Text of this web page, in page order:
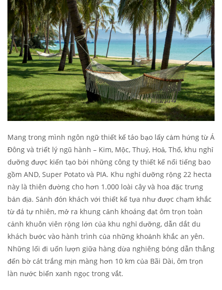
Mang trong mình ngôn ngữ thiết kế táo bạo lấy cảm hứng từ Á
Đông và triết lý ngũ hành – Kim, Mộc, Thuỷ, Hoả, Thổ, khu nghỉ
dưỡng được kiến tạo bởi những công ty thiết kế nổi tiếng bao
gồm AND, Super Potato và PIA. Khu nghỉ dưỡng rộng 22 hecta
này là thiên đường cho hơn 1.000 loài cây và hoa đặc trưng
bản địa. Sảnh đón khách với thiết kế tựa như được chạm khắc
từ đá tự nhiên, mở ra khung cảnh khoáng đạt ôm trọn toàn
cảnh khuôn viên rộng lớn của khu nghỉ dưỡng, dẫn dắt du
khách bước vào hành trình của những khoảnh khắc an yên.
Những lối đi uốn lượn giữa hàng dừa nghiêng bóng dẫn thẳng
đến bờ cát trắng mịn màng hơn 10 km của Bãi Dài, ôm trọn
làn nước biển xanh ngọc trong vắt.